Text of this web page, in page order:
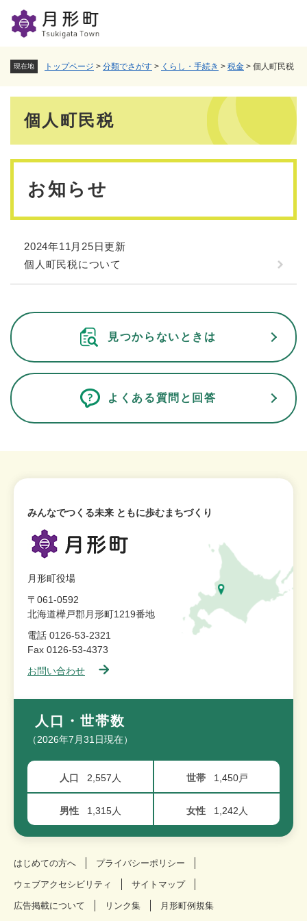
現在地 トップページ > 分類でさがす > くらし・手続き > 税金 > 個人町民税
個人町民税
お知らせ
2024年11月25日更新
個人町民税について
見つからないときは
よくある質問と回答
みんなでつくる未来 ともに歩むまちづくり
月形町役場
〒061-0592
北海道樺戸郡月形町1219番地
電話 0126-53-2321
Fax 0126-53-4373
お問い合わせ
人口・世帯数
（2026年7月31日現在）
人口 2,557人 世帯 1,450戸
男性 1,315人 女性 1,242人
はじめての方へ プライバシーポリシー
ウェブアクセシビリティ サイトマップ
広告掲載について リンク集 月形町例規集